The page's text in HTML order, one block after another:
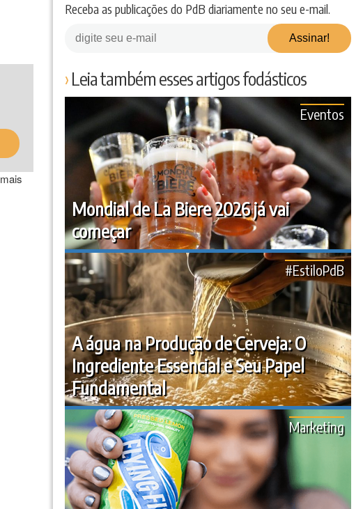
Receba as publicações do PdB diariamente no seu e-mail.
Leia também esses artigos fodásticos
Mondial de La Biere 2026 já vai
começar
Eventos
A água na Produção de Cerveja: O
Ingrediente Essencial e Seu Papel
Fundamental
#EstiloPdB
Marketing